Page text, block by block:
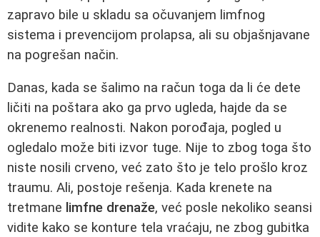
zapravo bile u skladu sa očuvanjem limfnog
sistema i prevencijom prolapsa, ali su objašnjavane
na pogrešan način.
Danas, kada se šalimo na račun toga da li će dete
ličiti na poštara ako ga prvo ugleda, hajde da se
okrenemo realnosti. Nakon porođaja, pogled u
ogledalo može biti izvor tuge. Nije to zbog toga što
niste nosili crveno, već zato što je telo prošlo kroz
traumu. Ali, postoje rešenja. Kada krenete na
tretmane limfne drenaže, već posle nekoliko seansi
vidite kako se konture tela vraćaju, ne zbog gubitka